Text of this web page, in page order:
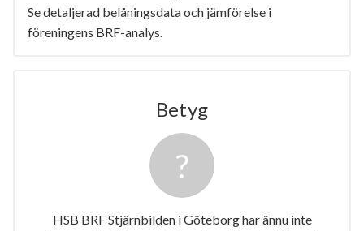
Se detaljerad belåningsdata och jämförelse i
föreningens BRF-analys.
Betyg
HSB BRF Stjärnbilden i Göteborg har ännu inte